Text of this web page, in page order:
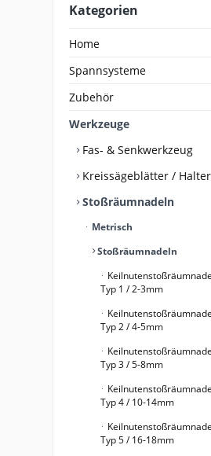
Kategorien
Home
Spannsysteme
Zubehör
Werkzeuge
Fas- & Senkwerkzeug
Kreissägeblätter / Halter
Stoßräumnadeln
Metrisch
Stoßräumnadeln
Typ 1 / 2-3mm
Typ 2 / 4-5mm
Typ 3 / 5-8mm
Typ 4 / 10-14mm
Typ 5 / 16-18mm